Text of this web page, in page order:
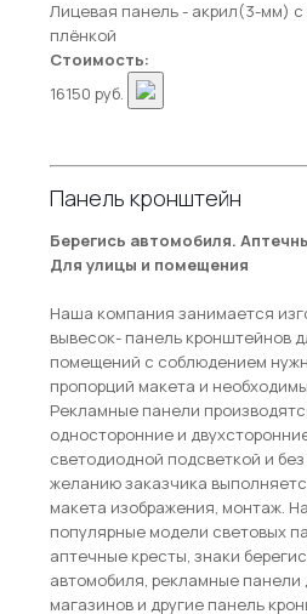
Лицевая панель - акрил(3-мм)
плёнкой
Стоимость:
16150 руб.
Панель кронштейн
Берегись автомобиля.
Для улицы и помещения
Наша компания занимается
вывесок- панель кронштейнов
помещений с соблюдением
пропорций макета и
Рекламные панели
односторонние и
светодиодной подсветкой и
желанию заказчика
макета изображения, монтаж.
популярные модели световых
аптечные кресты, знаки
автомобиля, рекламные панели
магазинов и другие панель